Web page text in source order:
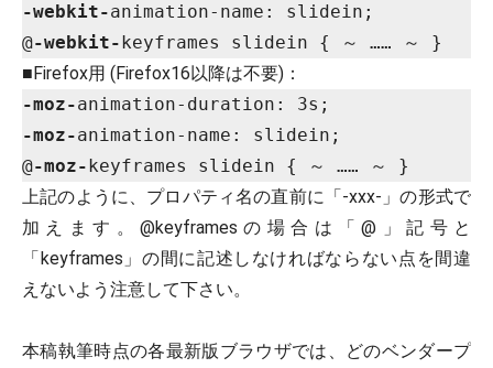
-webkit-animation-name: slidein;
@-webkit-
■Firefox用 (Firefox16以降は不要)：
-moz-
-moz-animation-name: slidein;
@-moz-
上記のように、プロパティ名の直前に「-xxx-」の形式で
加えます。@keyframesの場合は「@」記号と
「keyframes」の間に記述しなければならない点を間違
えないよう注意して下さい。
本稿執筆時点の各最新版ブラウザでは、どのベンダープ